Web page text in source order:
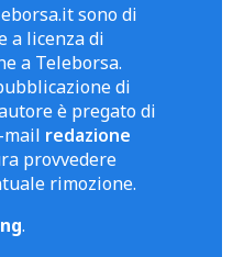
sono di
a licenza di
a Teleborsa.
di
è pregato di
redazione
provvedere
rimozione.
.